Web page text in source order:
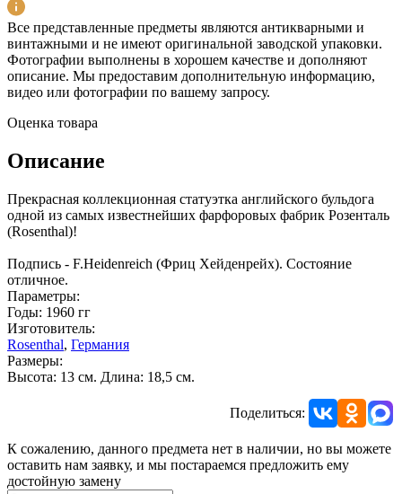
Все представленные предметы являются антикварными и
винтажными и не имеют оригинальной заводской упаковки.
Фотографии выполнены в хорошем качестве и дополняют
описание. Мы предоставим дополнительную информацию,
видео или фотографии по вашему запросу.
Оценка товара
Описание
Прекрасная коллекционная статуэтка английского бульдога
одной из самых известнейших фарфоровых фабрик Розенталь
(Rosenthal)!
Подпись - F.Heidenreich (Фриц Хейденрейх). Состояние
отличное.
Параметры:
Годы: 1960 гг
Изготовитель:
Rosenthal, Германия
Размеры:
Высота: 13 см. Длина: 18,5 см.
Поделиться:
К сожалению, данного предмета нет в наличии, но вы можете
оставить нам заявку, и мы постараемся предложить ему
достойную замену